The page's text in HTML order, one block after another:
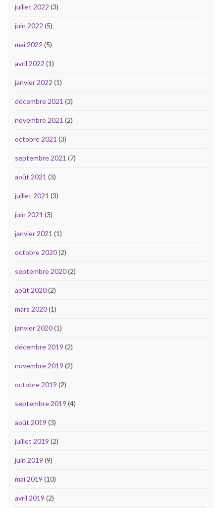
juillet 2022 (3)
juin 2022 (5)
mai 2022 (5)
avril 2022 (1)
janvier 2022 (1)
décembre 2021 (3)
novembre 2021 (2)
octobre 2021 (3)
septembre 2021 (7)
août 2021 (3)
juillet 2021 (3)
juin 2021 (3)
janvier 2021 (1)
octobre 2020(2)
septembre 2020(2)
août 2020(2)
mars 2020(1)
janvier 2020(1)
décembre 2019 (2)
novembre 2019 (2)
octobre 2019 (2)
septembre 2019 (4)
août 2019 (3)
juillet 2019 (2)
juin 2019 (9)
mai 2019 (10)
avril 2019 (2)